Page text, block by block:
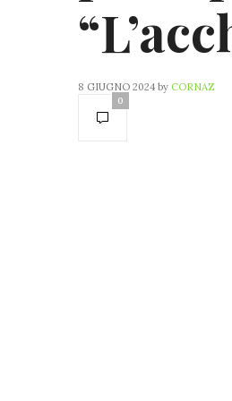
8 GIUGNO 2024 by CORNAZ
0